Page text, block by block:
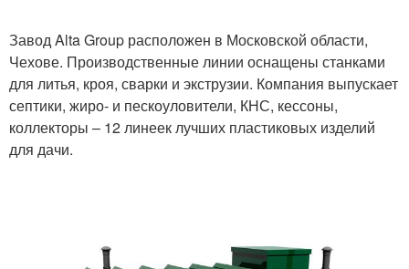
Завод Alta Group расположен в Московской области,
Чехове. Производственные линии оснащены станками
для литья, кроя, сварки и экструзии. Компания выпускает
септики, жиро- и пескоуловители, КНС, кессоны,
коллекторы – 12 линеек лучших пластиковых изделий
для дачи.